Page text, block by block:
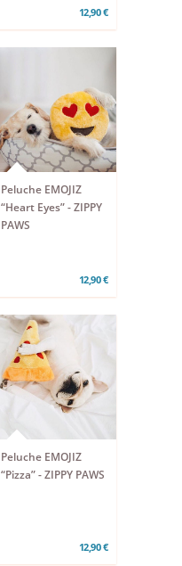
12,90 €
Peluche EMOJIZ
“Heart Eyes” - ZIPPY
PAWS
12,90 €
Peluche EMOJIZ
“Pizza” - ZIPPY PAWS
12,90 €